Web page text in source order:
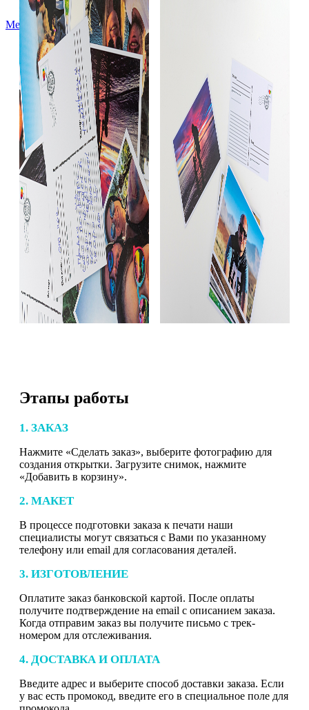
Меню
Этапы работы
1. ЗАКАЗ
Нажмите «Сделать заказ», выберите фотографию для
создания открытки. Загрузите снимок, нажмите
«Добавить в корзину».
2. МАКЕТ
В процессе подготовки заказа к печати наши
специалисты могут связаться с Вами по указанному
телефону или email для согласования деталей.
3. ИЗГОТОВЛЕНИЕ
Оплатите заказ банковской картой. После оплаты
получите подтверждение на email с описанием заказа.
Когда отправим заказ вы получите письмо с трек-
номером для отслеживания.
4. ДОСТАВКА И ОПЛАТА
Введите адрес и выберите способ доставки заказа. Если
у вас есть промокод, введите его в специальное поле для